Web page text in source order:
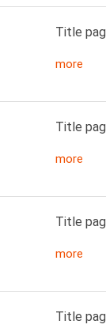
Title
more
Title
more
Title
more
Title